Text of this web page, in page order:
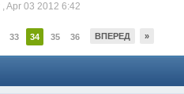
,Apr 03 2012 6:42
33 34 35 36 ВПЕРЕД »